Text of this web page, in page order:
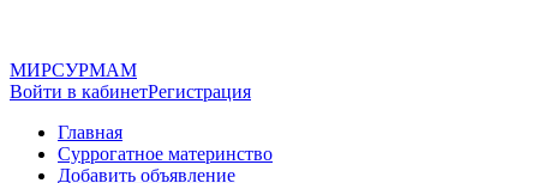
МИРСУРМАМ
Войти в кабинетРегистрация
Главная
Суррогатное материнство
Добавить объявление